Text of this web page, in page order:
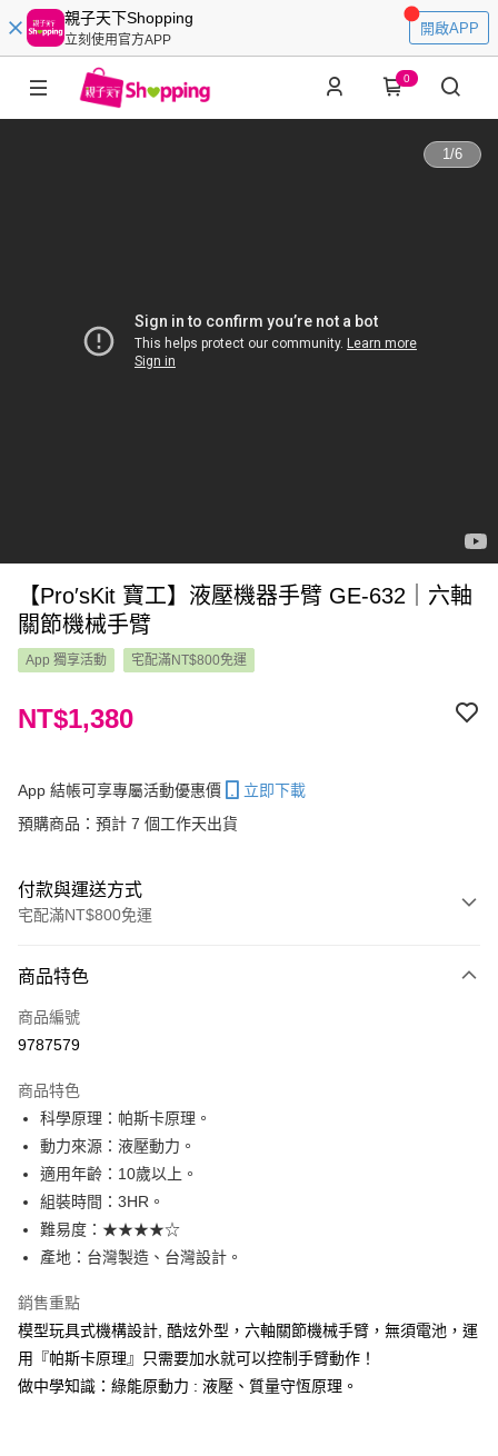
親子天下Shopping
立刻使用官方APP
開啟APP
0
1/6
【Pro′sKit 寶工】液壓機器手臂 GE-632｜六軸
關節機械手臂
App 獨享活動 宅配滿NT$800免運
NT$1,380
App 結帳可享專屬活動優惠價
立即下載
預購商品：預計 7 個工作天出貨
付款與運送方式
宅配滿NT$800免運
信用卡一次付款
LINE Pay
大哥付你分期
相關說明
【大哥付你分期使用說明】
1.本服務由台灣大哥大提供，台灣大哥大用戶可立即使用無須另外申請。
2.付款方式選擇「大哥付你分期」，訂單成立後會自動跳轉到大哥付的交易
流程，驗證手機門號後，選擇欲分期的期數、繳款截止日，確認付款後即完
3.實際核准額度、可分期數及費用金額請依後續交易確認頁面所載為準。
消。如遇「轉專審核」未通過狀況，表示未達大哥付你分期系統評分，恕無
法說明評估內容。
1.分期款項不併入電信帳單，「大哥付你分期」於每月結算日後寄送繳費提
醒簡訊。
AFTEE先享後付
相關說明
【關於「AFTEE先享後付」】
AFTEE先享後付是「在收到商品之後才付款」的支付方式。 讓您購物簡單
１．簡單：不需註冊會員、不需綁卡、不需儲值。
２．便利：只要手機號碼，簡訊認證，即可結帳。
３．安心：先確認商品／服務後，再付款。
１．於結帳方式選擇「AFTEE先享後付」後，將跳轉至「AFTEE先享後付」
ATM付款
運送方式
國內宅配/郵寄 (不適用離島、海外及郵局i郵箱)
每筆NT$70，滿NT$800(含以上)免運費
商品特色
商品編號
9787579
商品特色
科學原理：帕斯卡原理。
動力來源：液壓動力。
適用年齡：10歲以上。
組裝時間：3HR。
難易度：★★★★☆
產地：台灣製造、台灣設計。
銷售重點
模型玩具式機構設計, 酷炫外型，六軸關節機械手臂，無須電池，運
用『帕斯卡原理』只需要加水就可以控制手臂動作！
做中學知識：綠能原動力 : 液壓、質量守恆原理。